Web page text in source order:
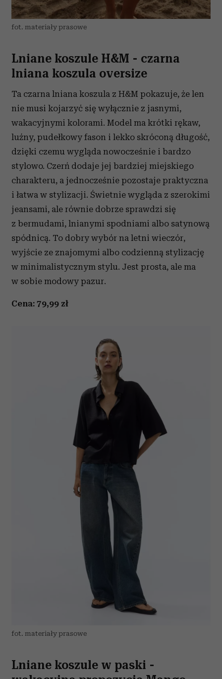
fot. materiały prasowe
Lniane koszule H&M - czarna
lniana koszula oversize
Ta czarna lniana koszula z H&M pokazuje, że len
nie musi kojarzyć się wyłącznie z jasnymi,
wakacyjnymi kolorami. Model ma krótki rękaw,
luźny, pudełkowy fason i lekko skróconą długość,
dzięki czemu wygląda nowocześnie i bardzo
stylowo. Czerń dodaje jej bardziej miejskiego
charakteru, a jednocześnie pozostaje praktyczna
i łatwa w stylizacji. Świetnie wygląda z szerokimi
jeansami, ale równie dobrze sprawdzi się
z bermudami, lnianymi spodniami albo satynową
spódnicą. To dobry wybór na letni wieczór,
wyjście ze znajomymi albo codzienną stylizację
w minimalistycznym stylu. Jest prosta, ale ma
w sobie modowy pazur.
Cena: 79,99 zł
fot. materiały prasowe
Lniane koszule w paski -